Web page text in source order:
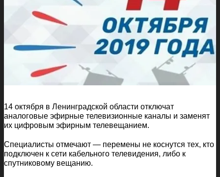
14 октября в Ленинградской области отключат
аналоговые эфирные телевизионные каналы и заменят
их цифровым эфирным телевещанием.
Специалисты отмечают — перемены не коснутся тех, кто
подключен к сети кабельного телевидения, либо к
спутниковому вещанию.